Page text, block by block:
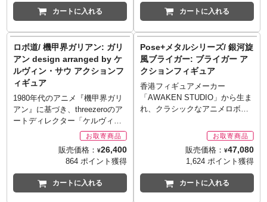
黒のソックスは布製。表情パー
ツは交換式で全2類（通常の顔と
ズの異なる交換式手首パーツが6
種、トンファ―1対、剣、封印の
箱、そして靴が付属します。
「封印の箱」には同シリーズの
虎杖悠仁（別売）に付属の「宿
儺の指」が収納できます。
※お取り寄せ商品はご注文後出
荷までに2日から1週間前後必要
※メーカー在庫品切れの場合、
商品をご用意出来ない場合もご
の制服、そしてソックスは布
製。表情パーツは交換式で全2種
属。また、ポーズの異なる交換
式手首パーツは、「両面宿儺」
の口が浮かび上がっている左手
を含め全5種付属。さらに両面宿
儺の指、屠坐魔とその鞘、逕庭
拳エフェクトパーツ、そしてス
ニーカーが付属します。「宿儺
箱」に収納できます。
※お取り寄せ商品はご注文後出
荷までに2日から1週間前後必要
となります。
※メーカー在庫品切れの場合、
といった本質的な要素を保持し
つつ、そこに精密なメカニカル
的なスタイルに再解釈。ノンス
ケールの可動フィギュアは全高
約20センチ、ダイキャスト製の
内部フレームにより、50ヶ所以
上の可動ポイントを実現しまし
た。素材にはABS、PVC、
POM、そして亜鉛合金を用いて
おり、アーマーに適した触り心
地をもたらすと共に、自立のた
めのバランス取りにも生かされ
ています。額のボルテッカ発射
口と両眼にはLEDライトアップ
機能を搭載。双頭の槍「テック
ランサー」と鞭「テックウィ
カートに入れる
にデザインをアレンジしたダン
クーガが、4体のメカはそれぞれ
からフィギュア化です。ダンク
ーガ形態は背部キャノンを含め
て全高約34センチ！メタリック
なフィニッシュとともに得意と
するウェザリング表現も施さ
れ、各部のディテールを際立た
せます。可動部位などの一部に
使用し、4体のメカの合計203ヶ
所の可動ポイントを実現！イー
グルファイター、ランドクーガ
ー、ランドライガー、そしてビ
ッグモスのそれぞれも変形対
応。大剣「断空剣」、飛行ブー
カートに入れる
ロボ道/ 機甲界ガリアン: ガリ
アン design arranged by ケ
ルヴィン・サウ アクションフ
ィギュア
1980年代のアニメ『機甲界ガリ
アン』に基づき、threezeroのア
ートディレクター「ケルヴィ
ン・サウ」がアニメロボットの
名作「ガリアン」をメカニカル
なハイディテールを加えつつ、
広い可動範囲を保つようにデザ
インをアレンジ。「ロボ道 ガ
リアン（ケルヴィン・サウ ア
販売価格： ¥26,400
864 ポイント獲得
カートに入れる
Pose+メタルシリーズ/ 銀河旋
風ブライガー: ブライガー ア
クションフィギュア
香港フィギュアメーカー
「AWAKEN STUDIO」から生ま
れ、クラシックなアニメロボッ
る「ポーズ+」。オリジナル変形
構造や幅広い可動域の関節設計
や豊富なアクセサリーの付属に
より、アニメの造形をリアルに
そして格好よく再現し、可動性
を重視しています。1981年より
販売価格： ¥47,080
1,624 ポイント獲得
カートに入れる